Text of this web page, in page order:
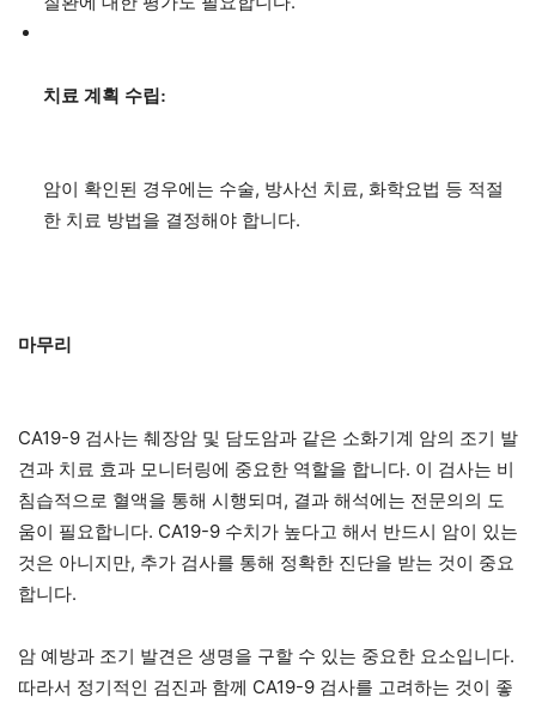
치료 계획 수립:
암이 확인된 경우에는 수술, 방사선 치료, 화학요법 등 적절
한 치료 방법을 결정해야 합니다.
마무리
CA19-9 검사는 췌장암 및 담도암과 같은 소화기계 암의 조기 발
견과 치료 효과 모니터링에 중요한 역할을 합니다. 이 검사는 비
침습적으로 혈액을 통해 시행되며, 결과 해석에는 전문의의 도
움이 필요합니다. CA19-9 수치가 높다고 해서 반드시 암이 있는
것은 아니지만, 추가 검사를 통해 정확한 진단을 받는 것이 중요
합니다.
암 예방과 조기 발견은 생명을 구할 수 있는 중요한 요소입니다.
따라서 정기적인 검진과 함께 CA19-9 검사를 고려하는 것이 좋